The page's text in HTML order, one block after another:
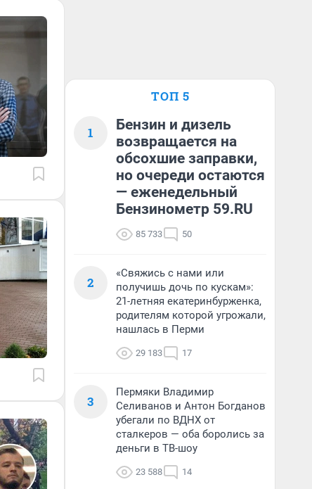
ТОП 5
1
Бензин и дизель
возвращается на
обсохшие заправки,
но очереди остаются
— еженедельный
Бензинометр 59.RU
85 733 50
2
«Свяжись с нами или
получишь дочь по кускам»:
21-летняя екатеринбурженка,
родителям которой угрожали,
нашлась в Перми
29 183 17
3
Пермяки Владимир
Селиванов и Антон Богданов
убегали по ВДНХ от
сталкеров — оба боролись за
деньги в ТВ-шоу
23 588 14